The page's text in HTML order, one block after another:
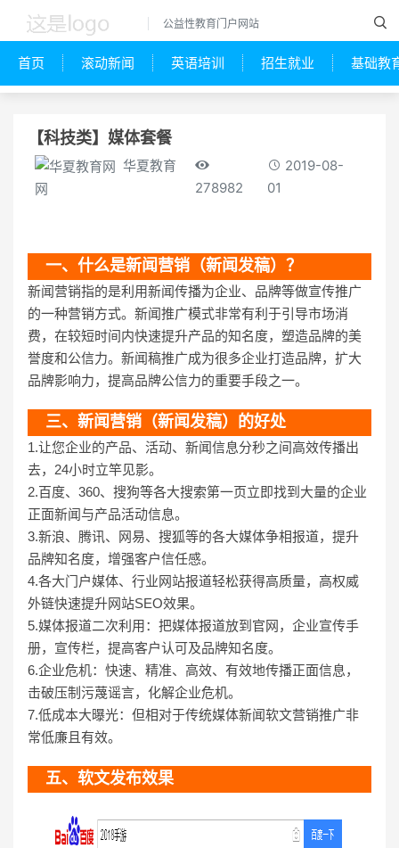
公益性教育门户网站
首页 滚动新闻 英语培训 招生就业 基础教
【科技类】媒体套餐
华夏教育
网
278982
2019-08-
01
一、什么是新闻营销（新闻发稿）？
新闻营销指的是利用新闻传播为企业、品牌等做宣传推广
的一种营销方式。新闻推广模式非常有利于引导市场消
费，在较短时间内快速提升产品的知名度，塑造品牌的美
誉度和公信力。新闻稿推广成为很多企业打造品牌，扩大
品牌影响力，提高品牌公信力的重要手段之一。
三、新闻营销（新闻发稿）的好处
1.让您企业的产品、活动、新闻信息分秒之间高效传播出
去，24小时立竿见影。
2.百度、360、搜狗等各大搜索第一页立即找到大量的企业
正面新闻与产品活动信息。
3.新浪、腾讯、网易、搜狐等的各大媒体争相报道，提升
品牌知名度，增强客户信任感。
4.各大门户媒体、行业网站报道轻松获得高质量，高权威
外链快速提升网站SEO效果。
5.媒体报道二次利用：把媒体报道放到官网，企业宣传手
册，宣传栏，提高客户认可及品牌知名度。
6.企业危机：快速、精准、高效、有效地传播正面信息，
击破压制污蔑谣言，化解企业危机。
7.低成本大曝光：但相对于传统媒体新闻软文营销推广非
常低廉且有效。
五、软文发布效果